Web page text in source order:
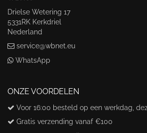
Drielse Wetering 17
5331RK Kerkdriel
Nederland
service@wbnet.eu
WhatsApp
ONZE VOORDELEN
Voor 16:00 besteld op een werkdag,
Gratis verzending vanaf €100